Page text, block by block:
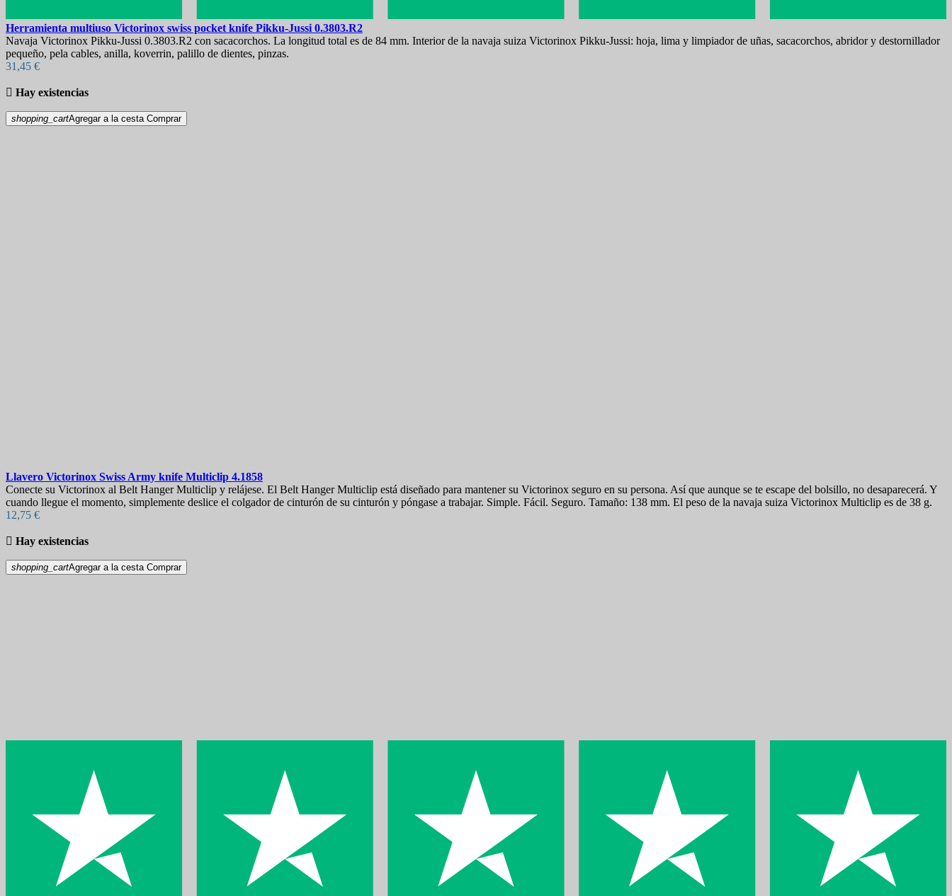
Herramienta multiuso Victorinox swiss pocket knife Pikku-Jussi 0.3803.R2
Navaja Victorinox Pikku-Jussi 0.3803.R2 con sacacorchos. La longitud total es de 84 mm. Interior de la navaja suiza Victorinox Pikku-Jussi: hoja, lima y limpiador de uñas, sacacorchos, abridor y destornillador
pequeño, pela cables, anilla, koverrin, palillo de dientes, pinzas.
31,45 €
 Hay existencias
shopping_cartAgregar a la cesta Comprar
Llavero Victorinox Swiss Army knife Multiclip 4.1858
Conecte su Victorinox al Belt Hanger Multiclip y relájese. El Belt Hanger Multiclip está diseñado para mantener su Victorinox seguro en su persona. Así que aunque se te escape del bolsillo, no desaparecerá. Y
cuando llegue el momento, simplemente deslice el colgador de cinturón de su cinturón y póngase a trabajar. Simple. Fácil. Seguro. Tamaño: 138 mm. El peso de la navaja suiza Victorinox Multiclip es de 38 g.
12,75 €
 Hay existencias
shopping_cartAgregar a la cesta Comprar